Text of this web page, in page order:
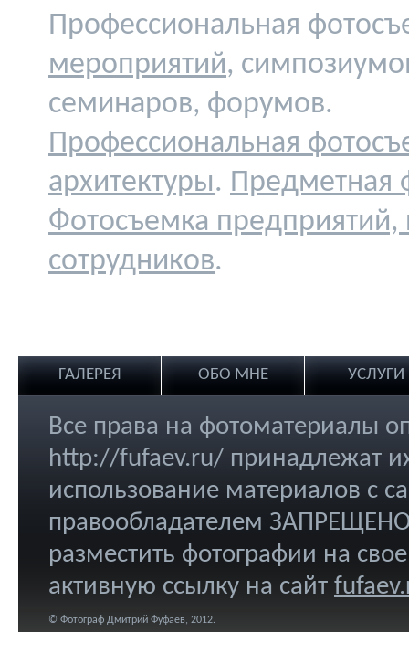
Профессиональная
мероприятий,
семинаров, форумов.
Профессиональная
архитектуры. Предметная
Фотосъемка
сотрудников.
ГАЛЕРЕЯ ОБО МНЕ УСЛУГИ
Все права на фотоматериалы
http://fufaev.ru/ принадлежат
использование материалов с
правообладателем
разместить фотографии на
активную ссылку на сайт
© Фотограф Дмитрий Фуфаев, 2012.